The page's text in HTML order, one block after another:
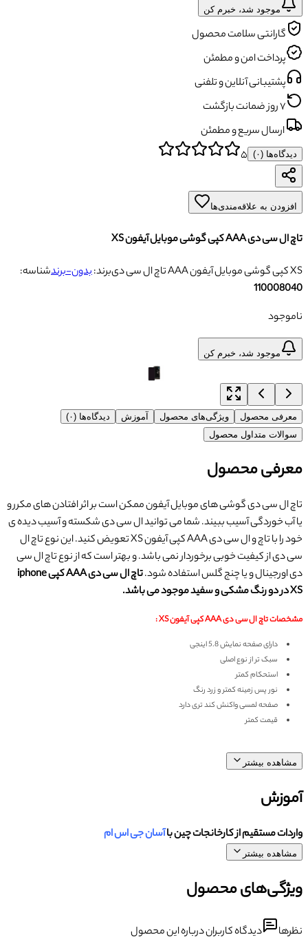
موجود شد، خبرم کن
گارانتی سلامت محصول
پرداخت امن و مطمئن
پشتیبانی آنلاین و تلفنی
۷ روز ضمانت بازگشت
ارسال سریع و مطمئن
دیدگاه‌ها (۰) ۵
افزودن به علاقه‌مندی‌ها
تاچ ال سی دی AAA کپی گوشی موبایل آیفون XS
تاچ ال سی دی AAA کپی گوشی موبایل آیفون XS
برند:بدون-برندشناسه:
110008040
ناموجود
موجود شد، خبرم کن
معرفی محصول ویژگی‌های محصول آموزش
دیدگاه‌ها (۰)
سوالات متداول محصول
معرفی محصول
تاچ ال سی دی گوشی های موبایل آیفون ممکن است بر اثر افتادن های مکرر و
یا آب خوردگی آسیب ببیند. شما می توانید ال سی دی شکسته و آسیب دیده ی
خود را با تاچ و ال سی دی AAA کپی آیفون XS تعویض کنید. این نوع تاچ ال
سی دی از کیفیت خوبی برخوردار نمی باشد. و بهتر است که از نوع تاچ ال سی
دی اورجینال و یا چنج گلس استفاده شود.
تاچ ال سی دی AAA کپی iphone
XS در دو رنگ مشکی و سفید موجود می باشد.
مشخصات تاچ ال سی دی AAA کپی آیفون XS :
دارای صفحه نمایش 5.8 اینجی
سبک تر از نوع اصلی
استحکام کمتر
نور پس زمینه کمتر و زرد رنگ
صفحه لمسی واکنش کند تری دارد
قیمت کمتر
مشاهده بیشتر
آموزش
واردات مستقیم از کارخانجات چین باآسان جی اس ام
مشاهده بیشتر
ویژگی‌های محصول
نظرها دیدگاه کاربران درباره این محصول